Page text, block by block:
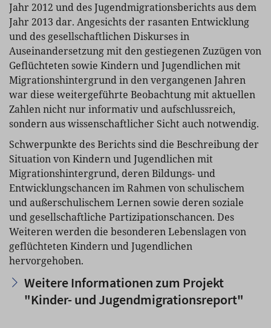
Jahr 2012 und des Jugendmigrationsberichts aus dem
Jahr 2013 dar. Angesichts der rasanten Entwicklung
und des gesellschaftlichen Diskurses in
Auseinandersetzung mit den gestiegenen Zuzügen von
Geflüchteten sowie Kindern und Jugendlichen mit
Migrationshintergrund in den vergangenen Jahren
war diese weitergeführte Beobachtung mit aktuellen
Zahlen nicht nur informativ und aufschlussreich,
sondern aus wissenschaftlicher Sicht auch notwendig.
Schwerpunkte des Berichts sind die Beschreibung der
Situation von Kindern und Jugendlichen mit
Migrationshintergrund, deren Bildungs- und
Entwicklungschancen im Rahmen von schulischem
und außerschulischem Lernen sowie deren soziale
und gesellschaftliche Partizipationschancen. Des
Weiteren werden die besonderen Lebenslagen von
geflüchteten Kindern und Jugendlichen
hervorgehoben.
Weitere Informationen zum Projekt
"Kinder- und Jugendmigrationsreport"